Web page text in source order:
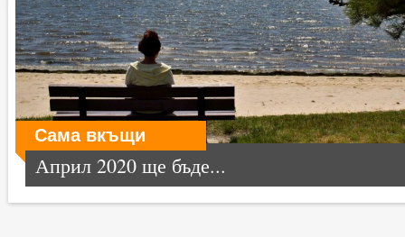
Сама вкъщи
Април 2020 ще бъде...